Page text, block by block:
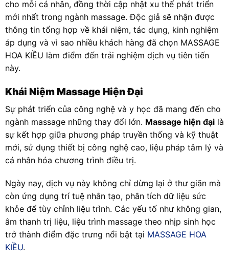
cho mỗi cá nhân, đồng thời cập nhật xu thế phát triển
mới nhất trong ngành massage. Độc giả sẽ nhận được
thông tin tổng hợp về khái niệm, tác dụng, kinh nghiệm
áp dụng và vì sao nhiều khách hàng đã chọn MASSAGE
HOA KIỀU làm điểm đến trải nghiệm dịch vụ tiên tiến
này.
Khái Niệm Massage Hiện Đại
Sự phát triển của công nghệ và y học đã mang đến cho
ngành massage những thay đổi lớn. Massage hiện đại là
sự kết hợp giữa phương pháp truyền thống và kỹ thuật
mới, sử dụng thiết bị công nghệ cao, liệu pháp tâm lý và
cá nhân hóa chương trình điều trị.
Ngày nay, dịch vụ này không chỉ dừng lại ở thư giãn mà
còn ứng dụng trí tuệ nhân tạo, phân tích dữ liệu sức
khỏe để tùy chỉnh liệu trình. Các yếu tố như không gian,
âm thanh trị liệu, liệu trình massage theo nhịp sinh học
trở thành điểm đặc trưng nổi bật tại MASSAGE HOA
KIỀU.